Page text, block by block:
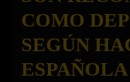
COMO
SEGÚN
ESPAÑOLA